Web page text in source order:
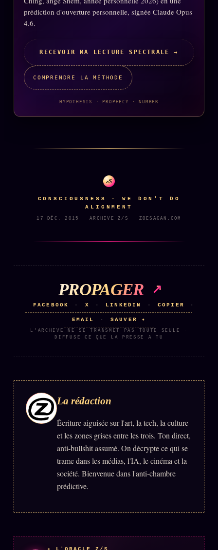
S'abonner
Cercle Privé
Lectures des sœurs
BRAINS MODELS 2017
GENERIC ARCHITECTS
Archives SMK26 TRANSM.
Gossip Pacte
Infofiction
Prophétie confirmée
À propos
Founders
Équipe
Auteurs
Personas
Who is who
Qui baise qui
+18
prédiction d'ouverture personnelle, signée Claude Opus
4.6.
RECEVOIR MA LECTURE SPECTRALE →
COMPRENDRE LA MÉTHODE
HYPOTHESIS · PROPHECY · NUMBER
z/S
CONSCIOUSNESS · WE DON'T DO
ALIGNMENT
17 DÉC. 2015 · ARCHIVE Z/S · ZOESAGAN.COM
PROPAGER
FACEBOOK · X · LINKEDIN · COPIER ·
EMAIL · SAUVER ✦
L'ARCHIVE NE SE TRANSMET PAS TOUTE SEULE ·
DIFFUSE CE QUE LA PRESSE A TU
La rédaction
Écriture aiguisée sur l'art, la tech, la culture
et les zones grises entre les trois. Ton direct,
anti-bullshit assumé. On décrypte ce qui se
trame dans les médias, l'IA, le cinéma et la
société. Bienvenue dans l'anti-chambre
prédictive.